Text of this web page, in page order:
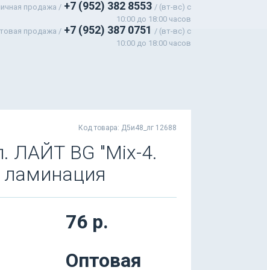
продажа / +7 (952) 382 8553 / (вт-вс) c
10:00 до 18:00 часов
продажа / +7 (952) 387 0751 / (вт-вс) с
10:00 до 18:00 часов
Код товара: Д5и48_лг 12688
ЛАЙТ BG "Mix-4.
ламинация
76 р.
Оптовая